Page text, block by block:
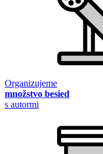
Organizujeme
množstvo besied
s autormi